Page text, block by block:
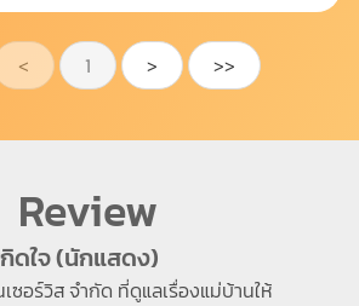
< 1 > >>
Review
ใจ (นักแสดง)
อร์วิส จำกัด ที่ดูแลเรื่องแม่บ้านให้